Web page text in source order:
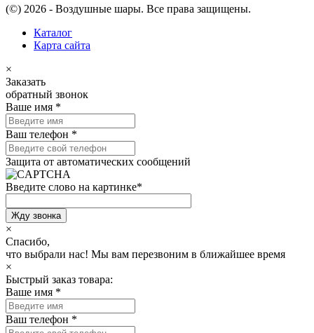
(©) 2026 - Воздушные шары. Все права защищены.
Каталог
Карта сайта
×
Заказать
обратный звонок
Ваше имя *
Ваш телефон *
Защита от автоматических сообщений
Введите слово на картинке*
×
Спасибо,
что выбрали нас! Мы вам перезвоним в ближайшее время
×
Быстрый заказ товара:
Ваше имя *
Ваш телефон *